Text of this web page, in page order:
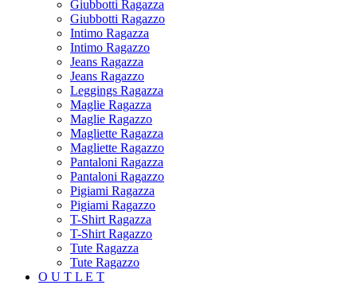
Giubbotti Ragazza
Giubbotti Ragazzo
Intimo Ragazza
Intimo Ragazzo
Jeans Ragazza
Jeans Ragazzo
Leggings Ragazza
Maglie Ragazza
Maglie Ragazzo
Magliette Ragazza
Magliette Ragazzo
Pantaloni Ragazza
Pantaloni Ragazzo
Pigiami Ragazza
Pigiami Ragazzo
T-Shirt Ragazza
T-Shirt Ragazzo
Tute Ragazza
Tute Ragazzo
O U T L E T